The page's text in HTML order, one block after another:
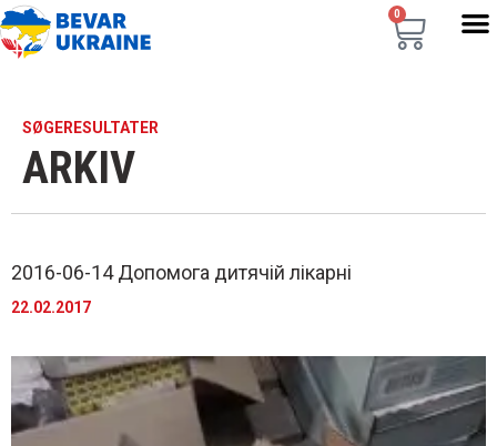
0
SØGERESULTATER
ARKIV
2016-06-14 Допомога дитячій лікарні
22.02.2017